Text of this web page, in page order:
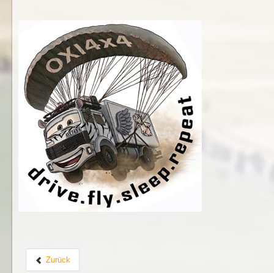
Zurück